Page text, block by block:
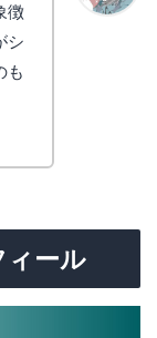
徴
シ
も
ィール